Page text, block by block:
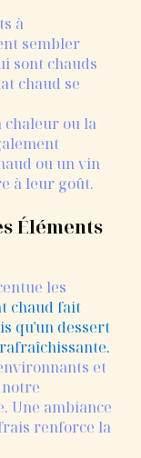
à
sembler
sont chauds
chaud se
chaleur ou la
ou un vin
à leur goût.
Éléments
les
chaud fait
qu'un dessert
et
Une ambiance
renforce la